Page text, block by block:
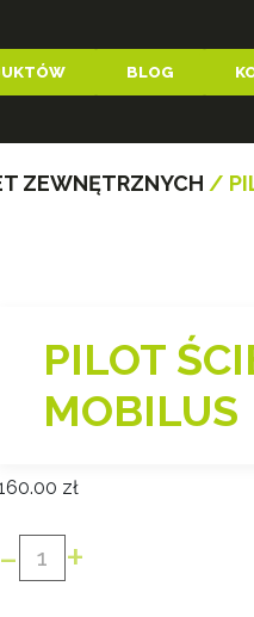
BLOG
ZEWNĘTRZNYCH /
PILOT
MOBILUS
zł
-
ilość
+